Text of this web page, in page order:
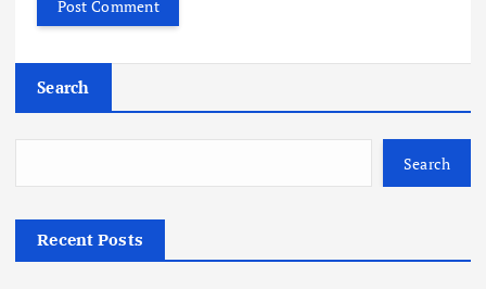
Search
Search
Recent Posts